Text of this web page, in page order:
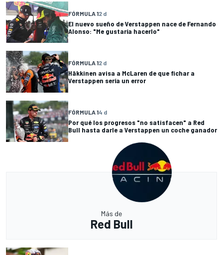
FÓRMULA 12 d
El nuevo sueño de Verstappen nace de Fernando
Alonso: "Me gustaría hacerlo"
FÓRMULA 12 d
Häkkinen avisa a McLaren de que fichar a
Verstappen sería un error
FÓRMULA 14 d
Por qué los progresos "no satisfacen" a Red
Bull hasta darle a Verstappen un coche ganador
Más de
Red Bull